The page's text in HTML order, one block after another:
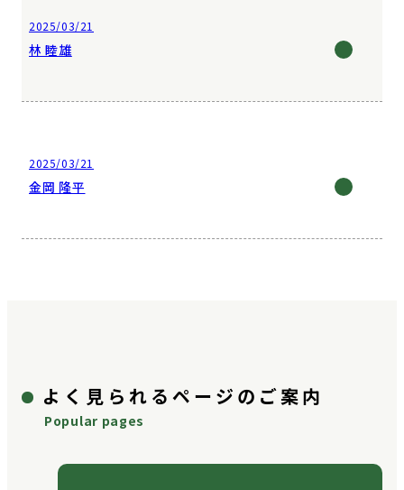
2025/03/21
林 睦雄
2025/03/21
金岡 隆平
よく見られるページのご案内
Popular pages